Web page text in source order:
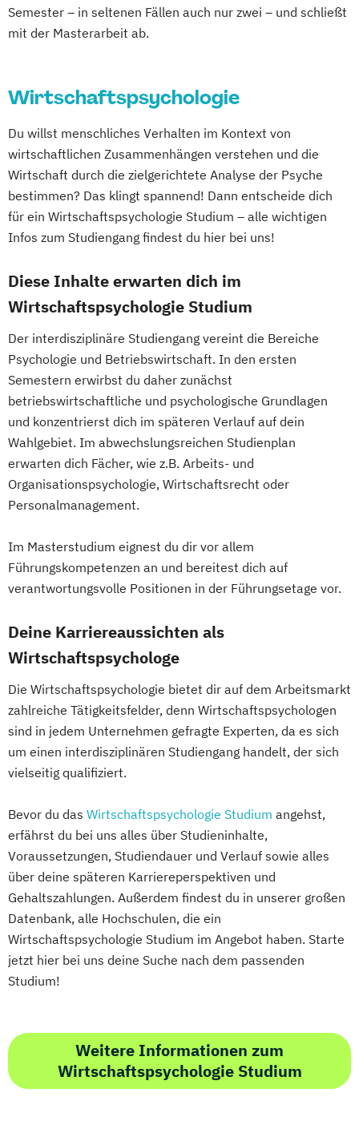
Semester – in seltenen Fällen auch nur zwei – und schließt
mit der Masterarbeit ab.
Wirtschaftspsychologie
Du willst menschliches Verhalten im Kontext von
wirtschaftlichen Zusammenhängen verstehen und die
Wirtschaft durch die zielgerichtete Analyse der Psyche
bestimmen? Das klingt spannend! Dann entscheide dich
für ein Wirtschaftspsychologie Studium – alle wichtigen
Infos zum Studiengang findest du hier bei uns!
Diese Inhalte erwarten dich im
Wirtschaftspsychologie Studium
Der interdisziplinäre Studiengang vereint die Bereiche
Psychologie und Betriebswirtschaft. In den ersten
Semestern erwirbst du daher zunächst
betriebswirtschaftliche und psychologische Grundlagen
und konzentrierst dich im späteren Verlauf auf dein
Wahlgebiet. Im abwechslungsreichen Studienplan
erwarten dich Fächer, wie z.B. Arbeits- und
Organisationspsychologie, Wirtschaftsrecht oder
Personalmanagement.
Im Masterstudium eignest du dir vor allem
Führungskompetenzen an und bereitest dich auf
verantwortungsvolle Positionen in der Führungsetage vor.
Deine Karriereaussichten als
Wirtschaftspsychologe
Die Wirtschaftspsychologie bietet dir auf dem Arbeitsmarkt
zahlreiche Tätigkeitsfelder, denn Wirtschaftspsychologen
sind in jedem Unternehmen gefragte Experten, da es sich
um einen interdisziplinären Studiengang handelt, der sich
vielseitig qualifiziert.
Bevor du das Wirtschaftspsychologie Studium angehst,
erfährst du bei uns alles über Studieninhalte,
Voraussetzungen, Studiendauer und Verlauf sowie alles
über deine späteren Karriereperspektiven und
Gehaltszahlungen. Außerdem findest du in unserer großen
Datenbank, alle Hochschulen, die ein
Wirtschaftspsychologie Studium im Angebot haben. Starte
jetzt hier bei uns deine Suche nach dem passenden
Studium!
Weitere Informationen zum
Wirtschaftspsychologie Studium